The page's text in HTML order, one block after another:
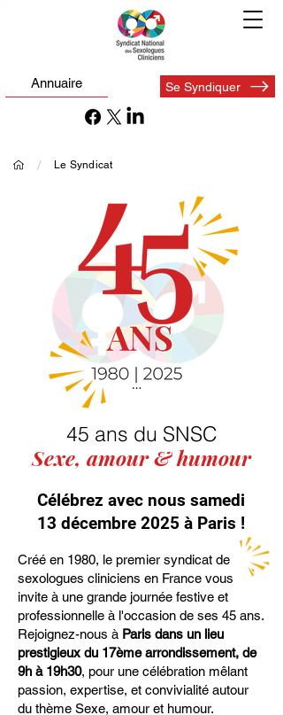
Annuaire Se Syndiquer
/ Le Syndicat
45 ans du SNSC
Sexe, amour & humour
Célébrez avec nous samedi
13 décembre 2025 à Paris !
Créé en 1980, le premier syndicat de
sexologues cliniciens en France vous
invite à une grande journée festive et
professionnelle à l'occasion de ses 45 ans.
Rejoignez-nous à Paris dans un lieu
prestigieux du 17ème arrondissement, de
9h à 19h30, pour une célébration mêlant
passion, expertise, et convivialité autour
du thème Sexe, amour et humour.